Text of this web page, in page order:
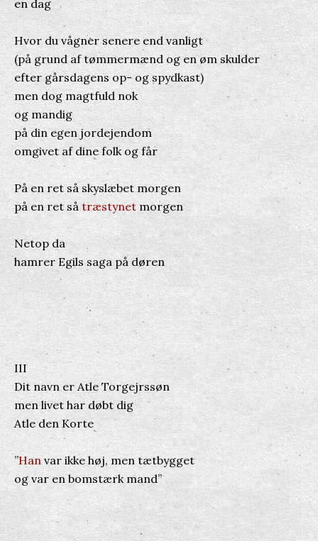
en dag
Hvor du vågner senere end vanligt
(på grund af tømmermænd og en øm skulder
efter gårsdagens op- og spydkast)
men dog magtfuld nok
og mandig
på din egen jordejendom
omgivet af dine folk og får
På en ret så skyslæbet morgen
på en ret såtræstynet morgen
Netop da
hamrer Egils saga på døren
III
Dit navn er Atle Torgejrssøn
men livet har døbt dig
Atle den Korte
”Han var ikke høj, men tætbygget
og var en bomstærk mand”